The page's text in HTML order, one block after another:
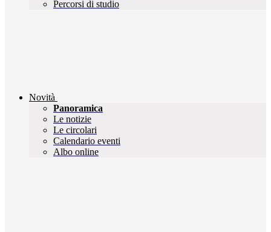
Percorsi di studio
Novità
Panoramica
Le notizie
Le circolari
Calendario eventi
Albo online